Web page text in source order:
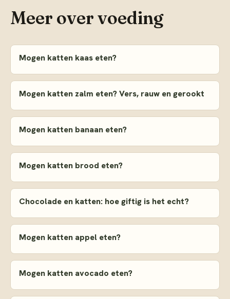
Meer overvoeding
Mogen katten kaas eten?
Mogen katten zalm eten? Vers, rauw en gerookt
Mogen katten banaan eten?
Mogen katten brood eten?
Chocolade en katten: hoe giftig is het echt?
Mogen katten appel eten?
Mogen katten avocado eten?